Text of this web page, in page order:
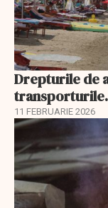
Drepturile de
11 FEBRUARIE 2026